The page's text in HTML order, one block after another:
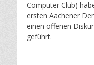
o
n
Computer Club)
ersten Aachener
einen offenen
geführt.